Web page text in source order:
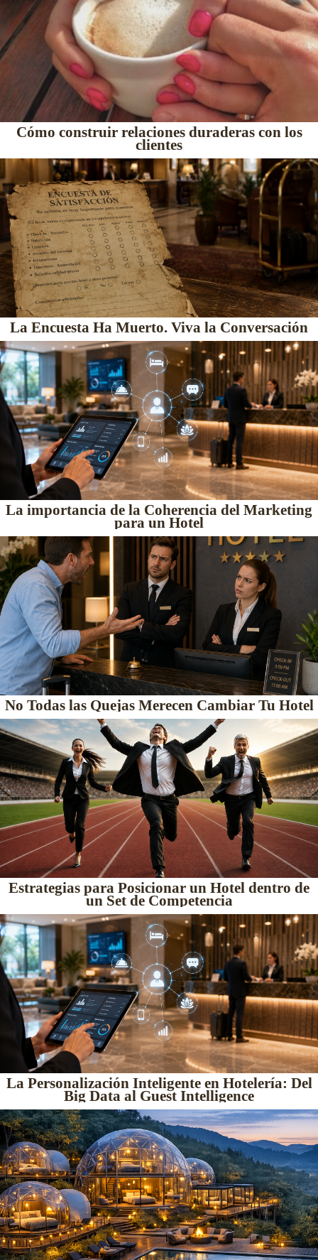
Cómo construir relaciones duraderas con los
clientes
La Encuesta Ha Muerto. Viva la Conversación
La importancia de la Coherencia del Marketing
para un Hotel
No Todas las Quejas Merecen Cambiar Tu Hotel
Estrategias para Posicionar un Hotel dentro de
un Set de Competencia
La Personalización Inteligente en Hotelería: Del
Big Data al Guest Intelligence